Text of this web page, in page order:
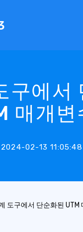
구에서
매개변
2024-02-13 11:05:48
도구에서 단순화된 UTM